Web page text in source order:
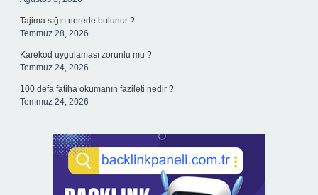
Tajima sığırı nerede bulunur ?
Temmuz 28, 2026
Karekod uygulaması zorunlu mu ?
Temmuz 24, 2026
100 defa fatiha okumanın fazileti nedir ?
Temmuz 24, 2026